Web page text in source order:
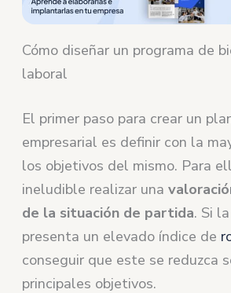
Cómo diseñar un programa de
laboral
El primer paso para crear un
empresarial es definir con la
los objetivos del mismo. Para
ineludible realizar una
de la situación de partida. Si
presenta un elevado índice de
conseguir que este se reduzca
principales objetivos.